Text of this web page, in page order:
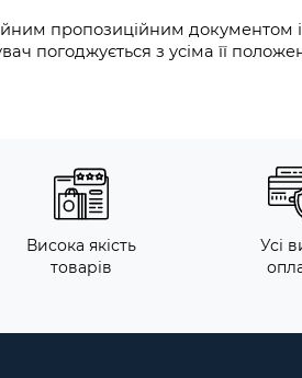
пропозиційним
погоджується з усіма її
Висока якість
товарів
Усі